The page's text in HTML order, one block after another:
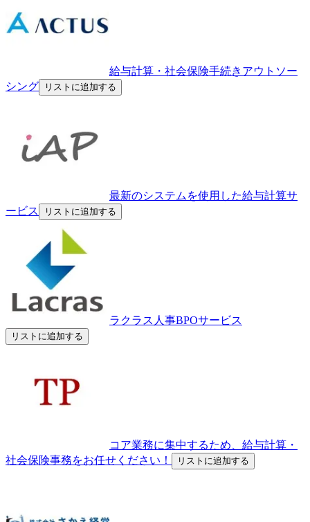
給与計算・社会保険手続きアウトソー
シング
リストに追加する
最新のシステムを使用した給与計算サ
ービス
リストに追加する
ラクラス人事BPOサービス
リストに追加する
コア業務に集中するため、給与計算・
社会保険事務をお任せください！
リストに追加する